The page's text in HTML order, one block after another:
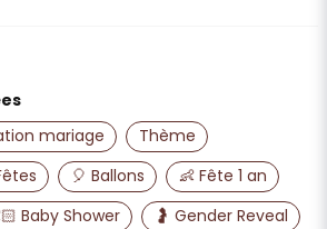
mariage
Thème
🎈 Ballons
👶 Fête 1 an
Baby Shower
🤰 Gender Reveal